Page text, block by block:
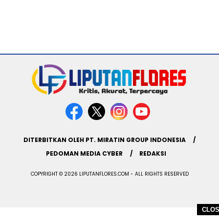
DITERBITKAN OLEH PT. MIRATIN GROUP INDONESIA
PEDOMAN MEDIA CYBER
REDAKSI
COPYRIGHT © 2026 LIPUTANFLORES.COM - ALL RIGHTS RESERVED